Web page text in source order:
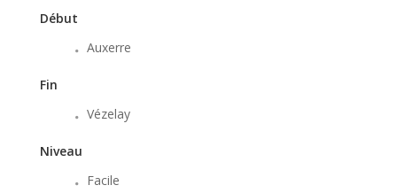
Début
Auxerre
Fin
Vézelay
Niveau
Facile